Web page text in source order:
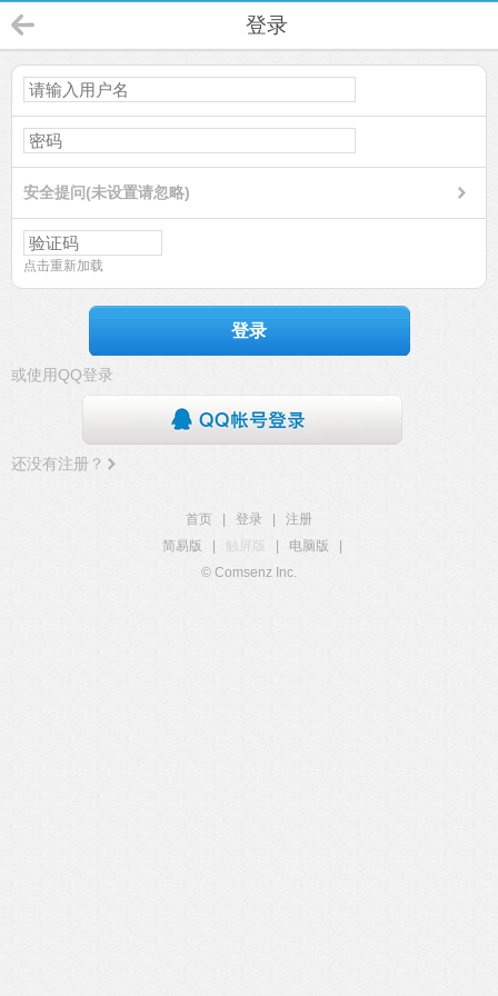
登录
安全提问(未设置请忽略)
点击重新加载
登录
或使用QQ登录
还没有注册？
首页 登录
注册
简易版
触屏版 电脑版
© Comsenz Inc.